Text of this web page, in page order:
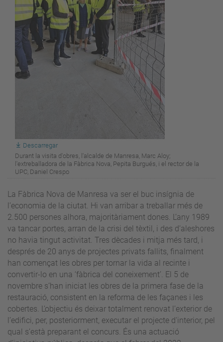
Descarregar
Durant la visita d'obres, l'alcalde de Manresa, Marc Aloy;
l'extreballadora de la Fàbrica Nova, Pepita Burgués, i el rector de la
UPC, Daniel Crespo
La Fàbrica Nova de Manresa va ser el buc insígnia de
l’economia de la ciutat. Hi van arribar a treballar més de
2.500 persones alhora, majoritàriament dones. L’any 1989
va tancar portes, arran de la crisi del tèxtil, i des d’aleshores
no havia tingut activitat. Tres dècades i mitja més tard, i
després de 20 anys de projectes privats fallits, finalment
han començat les obres per tornar la vida al recinte i
convertir-lo en una ‘fàbrica del coneixement’. El 5 de
novembre s’han iniciat les obres de la primera fase de la
restauració, consistent en la reforma de les façanes i les
cobertes. L’objectiu és deixar totalment renovat l’exterior de
l’edifici, per, posteriorment, executar el projecte d'interior, pel
qual s’està preparant el concurs. És una actuació